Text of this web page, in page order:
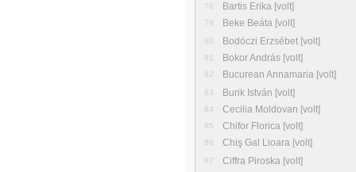
78 Bartis Erika [volt]
79 Beke Beáta [volt]
80 Bodóczi Erzsébet [volt]
81 Bokor András [volt]
82 Bucurean Annamaria [volt]
83 Burik István [volt]
84 Cecilia Moldovan [volt]
85 Chifor Florica [volt]
86 Chiş Gal Lioara [volt]
87 Ciffra Piroska [volt]